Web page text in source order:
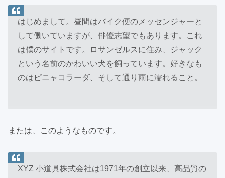
はじめまして。昼間はバイク便のメッセンジャーと
して働いていますが、俳優志望でもあります。これ
は僕のサイトです。ロサンゼルスに住み、ジャック
という名前のかわいい犬を飼っています。好きなも
のはピニャコラーダ、そして通り雨に濡れること。
または、このようなものです。
XYZ 小道具株式会社は1971年の創立以来、高品質の